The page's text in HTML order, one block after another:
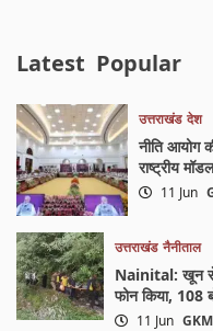
Latest Popular
उत्तराखंड देश
नीति आयोग
राष्ट्रीय
11 Jun
उत्तराखंड नैनीताल
Nainital: खून से
फोन किया,
11 Jun